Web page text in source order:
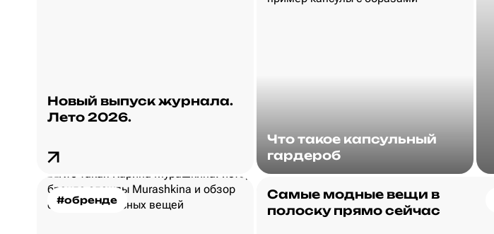
Новый выпуск журнала.
Лето 2026.
Что такое капсульный
гардероб
#обренде
Самые модные вещи в
полоску прямо сейчас